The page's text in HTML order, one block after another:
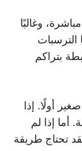
وغالبًا
بتراكم
أولًا. إذا
إذا لم
تحتاج طريقة